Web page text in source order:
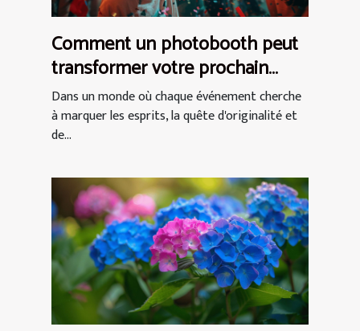
Comment un photobooth peut
transformer votre prochain
événement en expérience
inoubliable
Dans un monde où chaque événement cherche
à marquer les esprits, la quête d'originalité et
de...